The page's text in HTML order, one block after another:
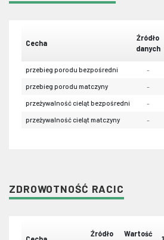
Cecha
Źródło
danych
przebieg porodu bezpośredni -
przebieg porodu matczyny -
przeżywalność cieląt bezpośredni -
przeżywalność cieląt matczyny -
ZDROWOTNOŚĆ RACIC
Źródło
Wartość